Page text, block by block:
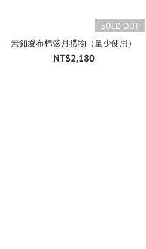
SOLD OUT
無釦愛布棉弦月禮物（量少使用）
NT$2,180